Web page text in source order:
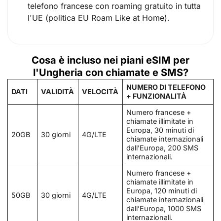
telefono francese con roaming gratuito in tutta
l'UE (politica EU Roam Like at Home).
Cosa è incluso nei piani eSIM per
l'Ungheria con chiamate e SMS?
DATI VALIDITÀ VELOCITÀ
NUMERO DI TELEFONO
+ FUNZIONALITÀ
20GB 30 giorni 4G/LTE
Numero francese +
chiamate illimitate in
Europa, 30 minuti di
chiamate internazionali
dall’Europa, 200 SMS
internazionali.
50GB 30 giorni 4G/LTE
Numero francese +
chiamate illimitate in
Europa, 120 minuti di
chiamate internazionali
dall’Europa, 1000 SMS
internazionali.